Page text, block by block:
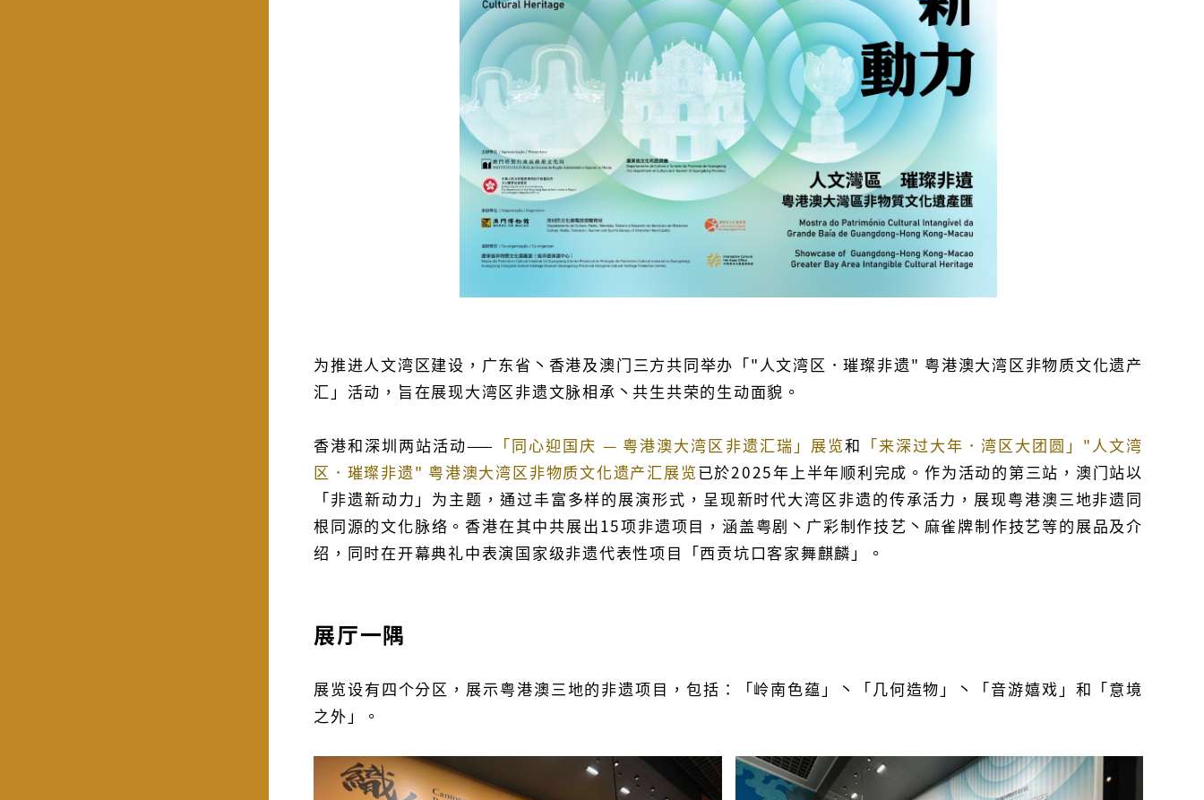
为推进人文湾区建设，广东省丶香港及澳门三方共同举办「"人文湾区．璀璨非遗" 粤港澳大湾区非物质文化遗产
汇」活动，旨在展现大湾区非遗文脉相承丶共生共荣的生动面貌。
香港和深圳两站活动—— 「同心迎国庆 — 粤港澳大湾区非遗汇瑞」展览和 「来深过大年．湾区大团圆」"人文湾
区．璀璨非遗" 粤港澳大湾区非物质文化遗产汇展览已於2025年上半年顺利完成。作为活动的第三站，澳门站以
「非遗新动力」为主题，通过丰富多样的展演形式，呈现新时代大湾区非遗的传承活力，展现粤港澳三地非遗同
根同源的文化脉络。香港在其中共展出15项非遗项目，涵盖粤剧丶广彩制作技艺丶麻雀牌制作技艺等的展品及介
绍，同时在开幕典礼中表演国家级非遗代表性项目「西贡坑口客家舞麒麟」。
展厅一隅
展览设有四个分区，展示粤港澳三地的非遗项目，包括：「岭南色蕴」丶「几何造物」丶「音游嬉戏」和「意境
之外」。